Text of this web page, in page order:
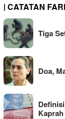
| CATATAN
Tiga
Doa,